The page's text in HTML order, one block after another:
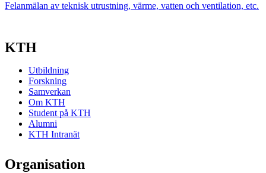
Felanmälan av teknisk utrustning, värme, vatten och ventilation, etc.
KTH
Utbildning
Forskning
Samverkan
Om KTH
Student på KTH
Alumni
KTH Intranät
Organisation